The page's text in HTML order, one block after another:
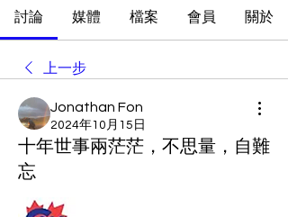
討論 媒體 檔案 會員 關於
上一步
Jonathan Fon
2024年10月15日
十年世事兩茫茫，不思量，自難
忘